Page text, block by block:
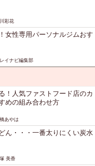
彩花
女性専用パーソナルジムおす
イナビ編集部
！人気ファストフード店のカ
めの組み合わせ方
あやは
ん・・・一番太りにくい炭水
美香